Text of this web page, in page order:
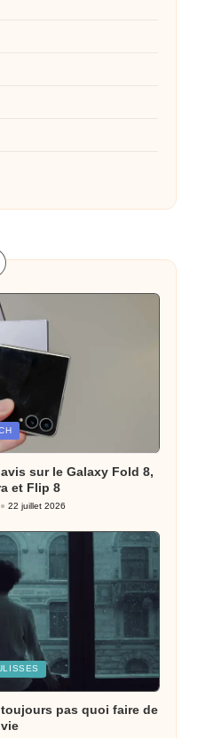
sur le Galaxy Fold 8,
et Flip 8
22 juillet 2026
pas quoi faire de